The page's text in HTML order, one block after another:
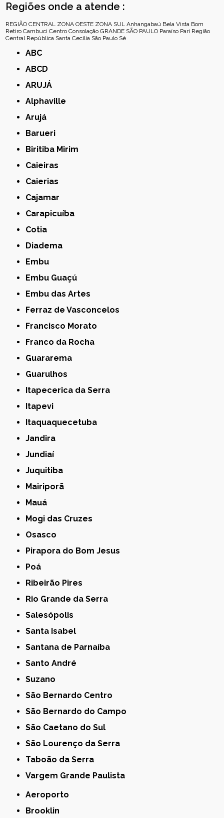
Regiões onde a atende :
REGIÃO CENTRAL ZONA OESTE ZONA SUL Anhangabaú Bela Vista Bom
Retiro Cambuci Centro Consolação GRANDE SÃO PAULO Paraíso Pari Região
Central República Santa Cecília São Paulo Sé
ABC
ABCD
ARUJÁ
Alphaville
Arujá
Barueri
Biritiba Mirim
Caieiras
Caierias
Cajamar
Carapicuíba
Cotia
Diadema
Embu
Embu Guaçú
Embu das Artes
Ferraz de Vasconcelos
Francisco Morato
Franco da Rocha
Guararema
Guarulhos
Itapecerica da Serra
Itapevi
Itaquaquecetuba
Jandira
Jundiaí
Juquitiba
Mairiporã
Mauá
Mogi das Cruzes
Osasco
Pirapora do Bom Jesus
Poá
Ribeirão Pires
Rio Grande da Serra
Salesópolis
Santa Isabel
Santana de Parnaíba
Santo André
Suzano
São Bernardo Centro
São Bernardo do Campo
São Caetano do Sul
São Lourenço da Serra
Taboão da Serra
Vargem Grande Paulista
Aeroporto
Brooklin